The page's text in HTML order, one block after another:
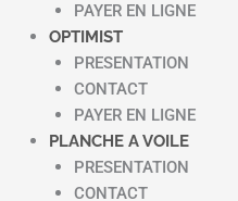
PAYER EN LIGNE
OPTIMIST
PRESENTATION
CONTACT
PAYER EN LIGNE
PLANCHE A VOILE
PRESENTATION
CONTACT